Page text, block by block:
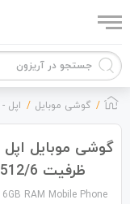
گوشی موبایل
گوشی موبایل اپل
ظرفیت 512/6 گیگابایت (ZAA/Not Active)
RAM Mobile Phone